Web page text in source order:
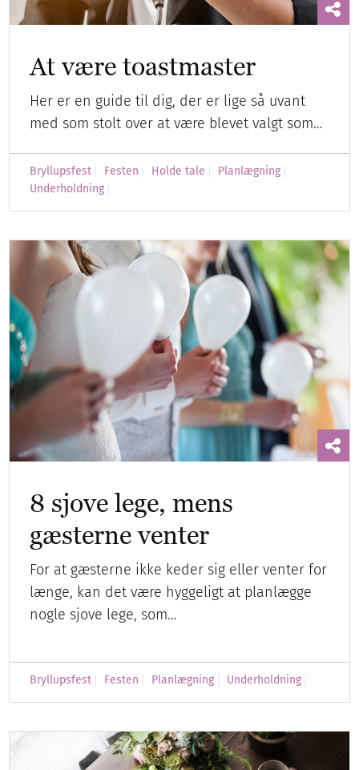
At være toastmaster
Her er en guide til dig, der er lige så uvant
med som stolt over at være blevet valgt som…
Bryllupsfest Festen Holde tale
Planlægning
Underholdning
8 sjove lege, mens
gæsterne venter
For at gæsterne ikke keder sig eller venter for
længe, kan det være hyggeligt at planlægge
nogle sjove lege, som…
Bryllupsfest Festen Planlægning Underholdning